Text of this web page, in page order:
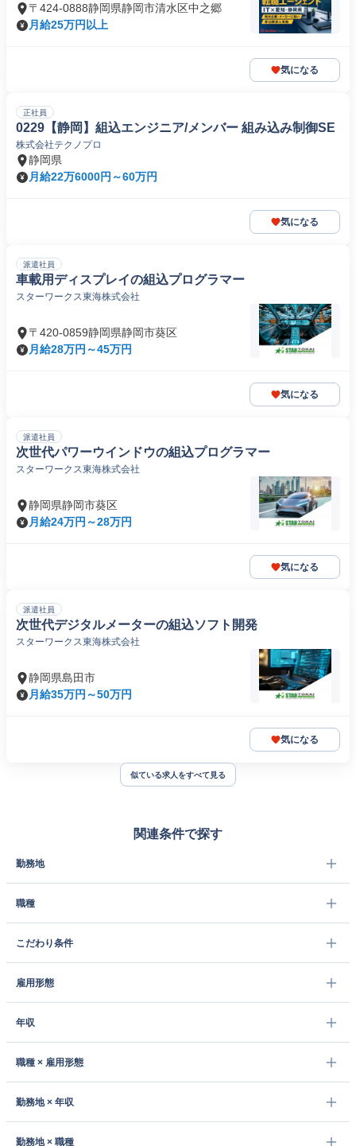
〒424-0888静岡県静岡市清水区中之郷
月給25万円以上
気になる
正社員
0229【静岡】組込エンジニア/メンバー 組み込み制御SE
株式会社テクノプロ
静岡県
月給22万6000円～60万円
気になる
派遣社員
車載用ディスプレイの組込プログラマー
スターワークス東海株式会社
〒420-0859静岡県静岡市葵区
月給28万円～45万円
気になる
派遣社員
次世代パワーウインドウの組込プログラマー
スターワークス東海株式会社
静岡県静岡市葵区
月給24万円～28万円
気になる
派遣社員
次世代デジタルメーターの組込ソフト開発
スターワークス東海株式会社
静岡県島田市
月給35万円～50万円
気になる
似ている求人をすべて見る
関連条件で探す
勤務地
職種
こだわり条件
雇用形態
年収
職種 × 雇用形態
勤務地 × 年収
勤務地 × 職種